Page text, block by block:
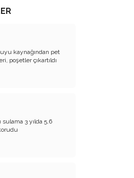
oturdu!..
yok!..
teslim
kaynağından pet
poşetler çıkartıldı
sulama 3 yılda 5,6